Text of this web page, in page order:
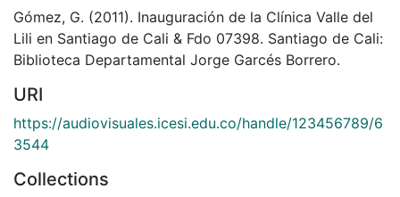
Gómez, G. (2011). Inauguración de la Clínica Valle del
Lili en Santiago de Cali & Fdo 07398. Santiago de Cali:
Biblioteca Departamental Jorge Garcés Borrero.
URI
https://audiovisuales.icesi.edu.co/handle/123456789/6
3544
Collections